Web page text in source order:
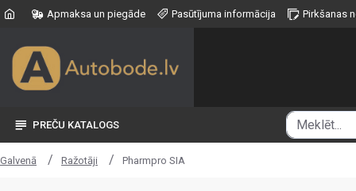
Apmaksa un piegāde Pasūtījuma informācija Pirkšanas
PREČU KATALOGS
Galvenā Ražotāji Pharmpro SIA